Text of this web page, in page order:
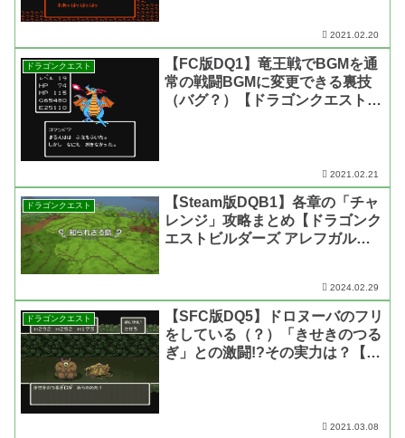
2021.02.20
ドラゴンクエスト
【FC版DQ1】竜王戦でBGMを通
常の戦闘BGMに変更できる裏技
（バグ？）【ドラゴンクエスト
2021.02.21
ドラゴンクエスト
【Steam版DQB1】各章の「チャ
レンジ」攻略まとめ【ドラゴンク
エストビルダーズ アレフガルド
2024.02.29
ドラゴンクエスト
【SFC版DQ5】ドロヌーバのフリ
をしている（？）「きせきのつる
ぎ」との激闘!?その実力は？【ド
2021.03.08